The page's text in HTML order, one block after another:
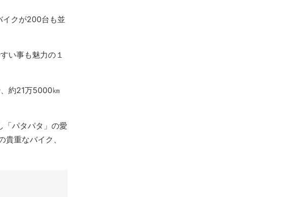
イクが200台も並
い事も魅力の１
約21万5000㎞
「パタパタ」の愛
重なバイク、